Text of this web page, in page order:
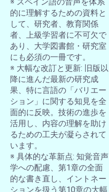
的に理解するための資料と
して、研究者、教育関係
者、上級学習者に不可欠で
あり、大学図書館・研究室
にも必須の一冊です。
※ 大幅な改訂と更新: 旧版以
降に進んだ最新の研究成
果、特に言語の「バリエー
ション」に関する知見を全
面的に反映。技術の進歩を
活用し、内容の理解を助け
るための工夫が凝らされて
います。
※ 具体的な革新点: 知覚音声
学への配慮、第1章の全面
的な書き直し、イントネー
ションを扱う第10章の大幅